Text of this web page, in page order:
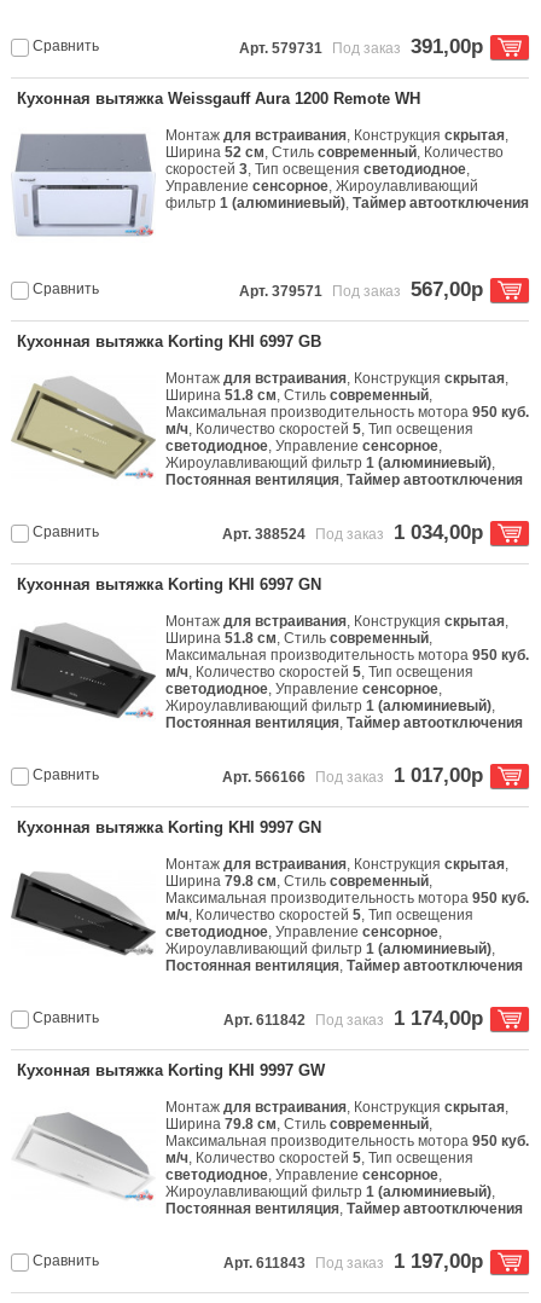
Сравнить Арт. 579731 Под заказ 391,00р
Кухонная вытяжка Weissgauff Aura 1200 Remote WH
Монтаждля встраивания, Конструкцияскрытая,
Ширина52 см, Стильсовременный, Количество
скоростей3, Тип освещениясветодиодное,
Управлениесенсорное, Жироулавливающий
фильтр1 (алюминиевый),Таймер автоотключения
Сравнить Арт. 379571 Под заказ 567,00р
Кухонная вытяжка Korting KHI 6997 GB
Монтаждля встраивания, Конструкцияскрытая,
Ширина51.8 см, Стильсовременный,
Максимальная производительность мотора950 куб.
м/ч, Количество скоростей5, Тип освещения
светодиодное, Управлениесенсорное,
Жироулавливающий фильтр1 (алюминиевый),
Постоянная вентиляция,Таймер автоотключения
Сравнить Арт. 388524 Под заказ 1 034,00р
Кухонная вытяжка Korting KHI 6997 GN
Монтаждля встраивания, Конструкцияскрытая,
Ширина51.8 см, Стильсовременный,
Максимальная производительность мотора950 куб.
м/ч, Количество скоростей5, Тип освещения
светодиодное, Управлениесенсорное,
Жироулавливающий фильтр1 (алюминиевый),
Постоянная вентиляция,Таймер автоотключения
Сравнить Арт. 566166 Под заказ 1 017,00р
Кухонная вытяжка Korting KHI 9997 GN
Монтаждля встраивания, Конструкцияскрытая,
Ширина79.8 см, Стильсовременный,
Максимальная производительность мотора950 куб.
м/ч, Количество скоростей5, Тип освещения
светодиодное, Управлениесенсорное,
Жироулавливающий фильтр1 (алюминиевый),
Постоянная вентиляция,Таймер автоотключения
Сравнить Арт. 611842 Под заказ 1 174,00р
Кухонная вытяжка Korting KHI 9997 GW
Монтаждля встраивания, Конструкцияскрытая,
Ширина79.8 см, Стильсовременный,
Максимальная производительность мотора950 куб.
м/ч, Количество скоростей5, Тип освещения
светодиодное, Управлениесенсорное,
Жироулавливающий фильтр1 (алюминиевый),
Постоянная вентиляция,Таймер автоотключения
Сравнить Арт. 611843 Под заказ 1 197,00р